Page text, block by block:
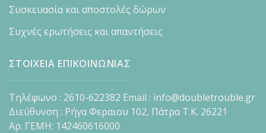
Συσκευασία και αποστολές δώρων
Συχνές ερωτήσεις και απαντήσεις
ΣΤΟΙΧΕΙΑ ΕΠΙΚΟΙΝΩΝΙΑΣ
Τηλέφωνο : 2610-622382 Email : info@doubletrouble.gr
Διεύθυνση : Ρήγα Φεραιου 102, Πάτρα Τ.Κ. 26221
Αρ. ΓΕΜΗ: 142460616000